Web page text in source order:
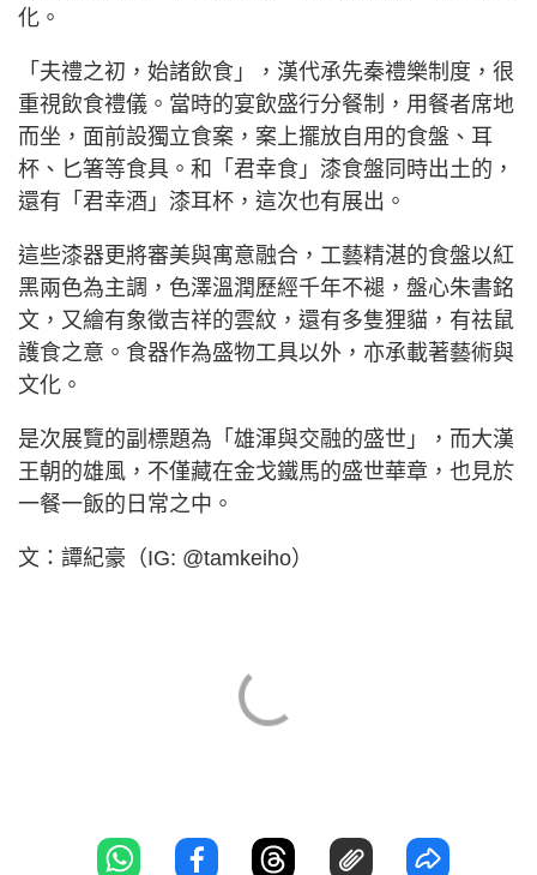
化。
「夫禮之初，始諸飲食」，漢代承先秦禮樂制度，很
重視飲食禮儀。當時的宴飲盛行分餐制，用餐者席地
而坐，面前設獨立食案，案上擺放自用的食盤、耳
杯、匕箸等食具。和「君幸食」漆食盤同時出土的，
還有「君幸酒」漆耳杯，這次也有展出。
這些漆器更將審美與寓意融合，工藝精湛的食盤以紅
黑兩色為主調，色澤溫潤歷經千年不褪，盤心朱書銘
文，又繪有象徵吉祥的雲紋，還有多隻狸貓，有祛鼠
護食之意。食器作為盛物工具以外，亦承載著藝術與
文化。
是次展覽的副標題為「雄渾與交融的盛世」，而大漢
王朝的雄風，不僅藏在金戈鐵馬的盛世華章，也見於
一餐一飯的日常之中。
文：譚紀豪（IG: @tamkeiho）